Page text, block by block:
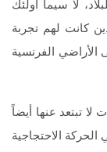
لا سيما أولئك
كانت لهم تجربة
الأراضي الفرنسية
لا تبتعد عنها أيضاً
الحركة الاحتجاجية